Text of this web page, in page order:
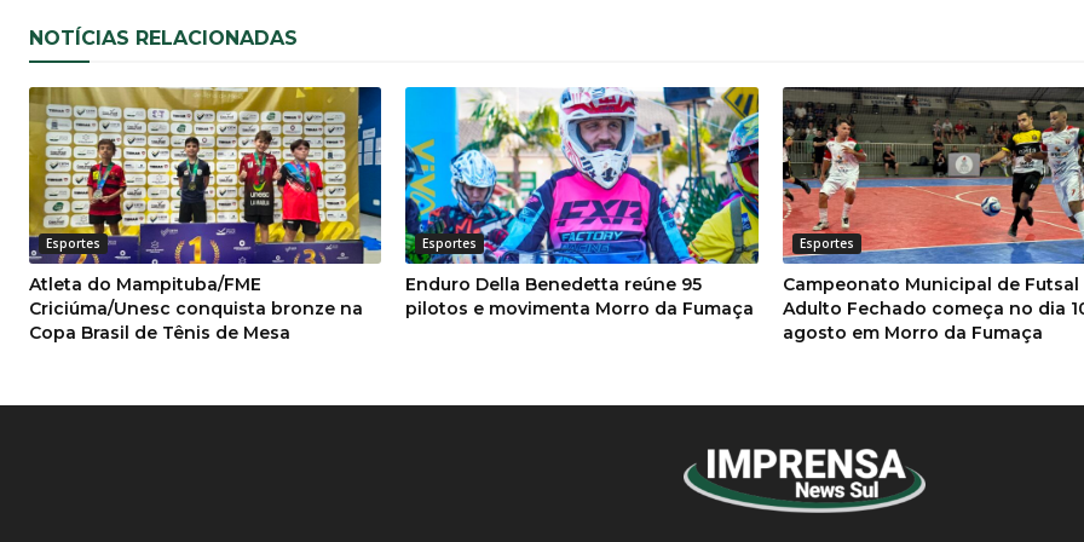
NOTÍCIAS RELACIONADAS
Esportes
Atleta do Mampituba/FME
Criciúma/Unesc conquista bronze na
Copa Brasil de Tênis de Mesa
Esportes
Enduro Della Benedetta reúne 95
pilotos e movimenta Morro da Fumaça
Esportes
Campeonato Municipal de Futsal
Adulto Fechado começa no dia
agosto em Morro da Fumaça